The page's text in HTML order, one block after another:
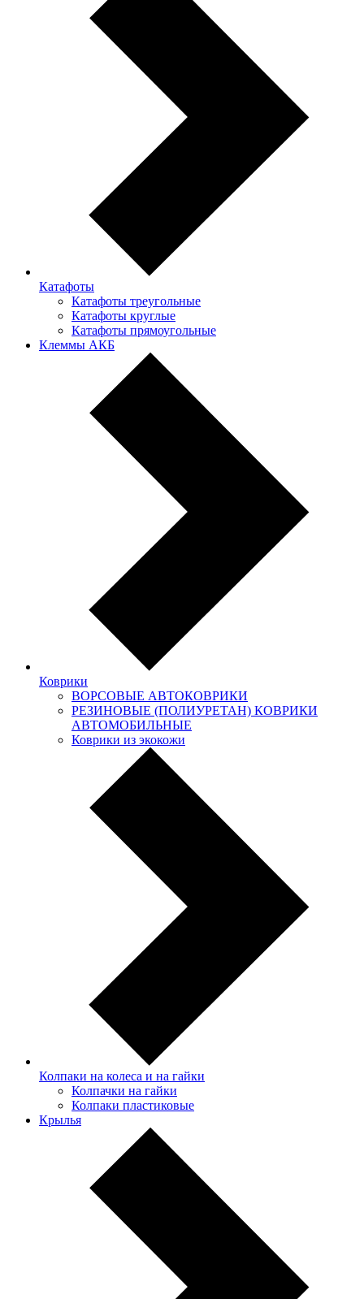
Катафоты
Катафоты треугольные
Катафоты круглые
Катафоты прямоугольные
Клеммы АКБ
Коврики
ВОРСОВЫЕ АВТОКОВРИКИ
РЕЗИНОВЫЕ (ПОЛИУРЕТАН) КОВРИКИ
АВТОМОБИЛЬНЫЕ
Коврики из экокожи
Колпаки на колеса и на гайки
Колпачки на гайки
Колпаки пластиковые
Крылья